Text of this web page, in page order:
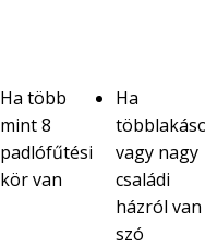
Ha több
mint 8
padlófűtési
kör van
Ha
vagy nagy
családi
házról van
szó